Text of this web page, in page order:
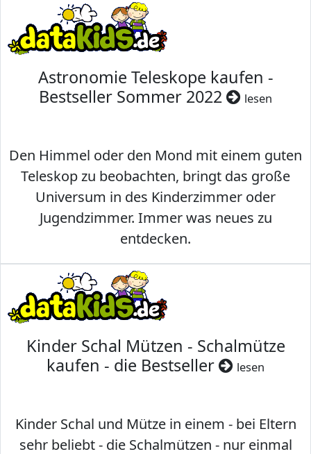
Astronomie Teleskope kaufen -
Bestseller Sommer 2022
lesen
Den Himmel oder den Mond mit einem guten
Teleskop zu beobachten, bringt das große
Universum in des Kinderzimmer oder
Jugendzimmer. Immer was neues zu
entdecken.
Kinder Schal Mützen - Schalmütze
kaufen - die Bestseller
lesen
Kinder Schal und Mütze in einem - bei Eltern
sehr beliebt - die Schalmützen - nur einmal